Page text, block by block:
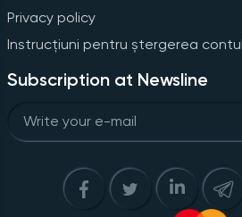
Privacy policy
Instrucțiuni pentru ștergerea
Subscription at Newsline